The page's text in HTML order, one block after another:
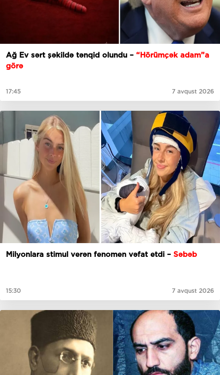
Ağ Ev sərt şəkildə tənqid olundu – “Hörümçək adam”a
görə
17:45 7 avqust 2026
Milyonlara stimul verən fenomen vəfat etdi – Səbəb
15:30 7 avqust 2026